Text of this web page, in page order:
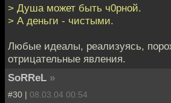
> Душа может быть ч0рной.
> А деньги - чистыми.
Любые идеалы, реализуясь,
отрицательные явления.
SoRReL »
#30 | 08.03.04 00:54